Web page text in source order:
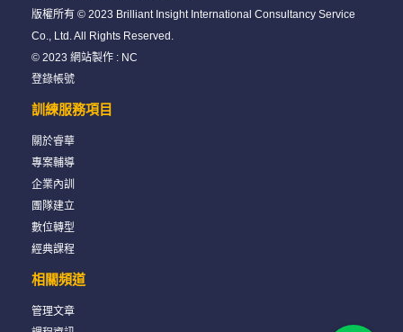
版權所有 © 2023 Brilliant Insight International Consultancy Service
Co., Ltd. All Rights Reserved.
© 2023 網站製作 : NC
登錄帳號
訓練服務項目
關於睿華
專案輔導
企業內訓
團隊建立
數位轉型
經典課程
相關頻道
管理文章